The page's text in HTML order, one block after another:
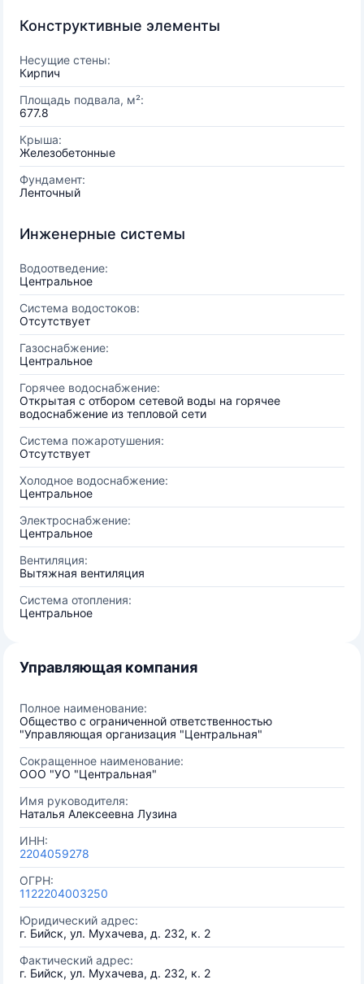
Конструктивные элементы
Несущие стены:
Кирпич
Площадь подвала, м²:
677.8
Крыша:
Железобетонные
Фундамент:
Ленточный
Инженерные системы
Водоотведение:
Центральное
Система водостоков:
Отсутствует
Газоснабжение:
Центральное
Горячее водоснабжение:
Открытая с отбором сетевой воды на горячее
водоснабжение из тепловой сети
Система пожаротушения:
Отсутствует
Холодное водоснабжение:
Центральное
Электроснабжение:
Центральное
Вентиляция:
Вытяжная вентиляция
Система отопления:
Центральное
Управляющая компания
Полное наименование:
Общество с ограниченной ответственностью
"Управляющая организация "Центральная"
Сокращенное наименование:
ООО "УО "Центральная"
Имя руководителя:
Наталья Алексеевна Лузина
ИНН:
2204059278
ОГРН:
1122204003250
Юридический адрес:
г. Бийск, ул. Мухачева, д. 232, к. 2
Фактический адрес:
г. Бийск, ул. Мухачева, д. 232, к. 2